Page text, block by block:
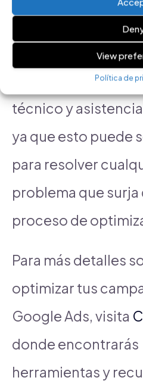
View
Política de
uso y los resultados
Finalmente, evalúa
herramienta ofrece
técnico y
ya que esto puede
para resolver
problema que surja
proceso de
Para más detalles
optimizar tus
Google Ads, visita
donde encontrarás
herramientas y